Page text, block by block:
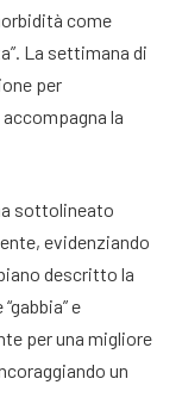
come
La settimana di
per
la
sottolineato
evidenziando
descritto la
e
per una migliore
un